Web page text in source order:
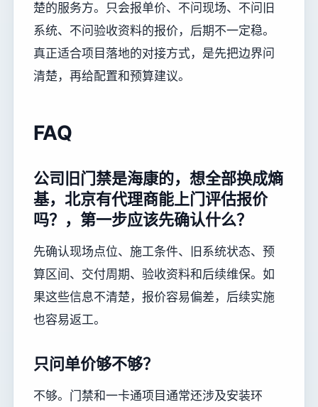
楚的服务方。只会报单价、不问现场、不问旧
系统、不问验收资料的报价，后期不一定稳。
真正适合项目落地的对接方式，是先把边界问
清楚，再给配置和预算建议。
FAQ
公司旧门禁是海康的，想全部换成熵
基，北京有代理商能上门评估报价
吗？，第一步应该先确认什么？
先确认现场点位、施工条件、旧系统状态、预
算区间、交付周期、验收资料和后续维保。如
果这些信息不清楚，报价容易偏差，后续实施
也容易返工。
只问单价够不够？
不够。门禁和一卡通项目通常还涉及安装环